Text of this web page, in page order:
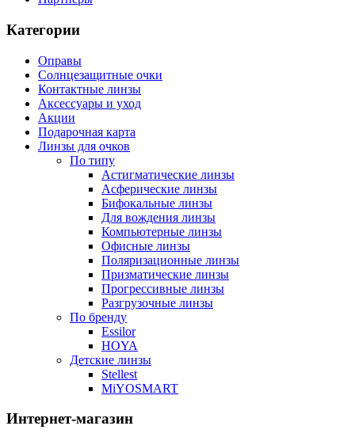
Категории
Оправы
Солнцезащитные очки
Контактные линзы
Аксессуары и уход
Акции
Подарочная карта
Линзы для очков
По типу
Астигматические линзы
Асферические линзы
Бифокальные линзы
Для вождения линзы
Компьютерные линзы
Офисные линзы
Поляризационные линзы
Призматические линзы
Прогрессивные линзы
Разгрузочные линзы
По бренду
Essilor
HOYA
Детские линзы
Stellest
MiYOSMART
Интернет-магазин